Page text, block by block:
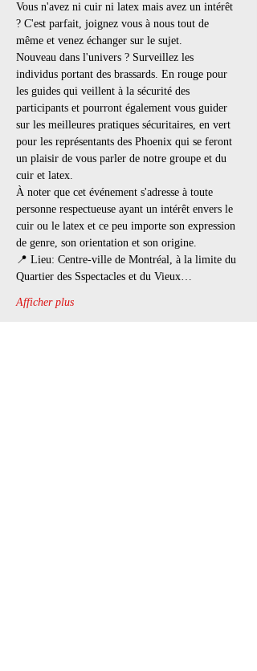
Vous n'avez ni cuir ni latex mais avez un intérêt
? C'est parfait, joignez vous à nous tout de
même et venez échanger sur le sujet.
Nouveau dans l'univers ? Surveillez les
individus portant des brassards. En rouge pour
les guides qui veillent à la sécurité des
participants et pourront également vous guider
sur les meilleures pratiques sécuritaires, en vert
pour les représentants des Phoenix qui se feront
un plaisir de vous parler de notre groupe et du
cuir et latex.
À noter que cet événement s'adresse à toute
personne respectueuse ayant un intérêt envers le
cuir ou le latex et ce peu importe son expression
de genre, son orientation et son origine.
📍 Lieu: Centre-ville de Montréal, à la limite du
Quartier des Sspectacles et du Vieux…
Afficher plus